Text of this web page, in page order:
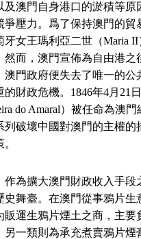
及澳門自身港口的淤積等原
壓力。爲了保持澳門的貿
牙女王瑪利亞二世（Maria II
然而，澳門宣佈為自由港之
澳門政府便失去了唯一的公
財政危機。 1846年4月 21
do Amaral）被任命為澳門
列破壞中國對澳門的主權的
作為擴大澳門財政收入手段
史舞臺。在澳門從事鴉片生
販運生鴉片煙土之商，主要
另一類則為承充煮賣鴉片煙